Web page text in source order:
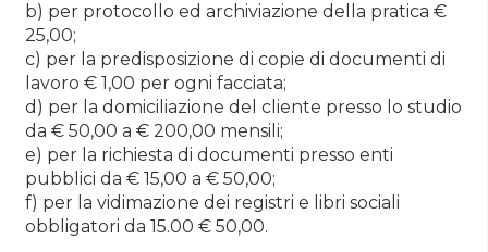
b) per protocollo ed archiviazione della pratica €
25,00;
c) per la predisposizione di copie di documenti di
lavoro € 1,00 per ogni facciata;
d) per la domiciliazione del cliente presso lo studio
da € 50,00 a € 200,00 mensili;
e) per la richiesta di documenti presso enti
pubblici da € 15,00 a € 50,00;
f) per la vidimazione dei registri e libri sociali
obbligatori da 15.00 € 50,00.